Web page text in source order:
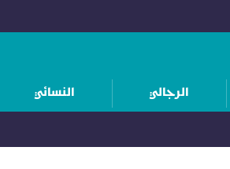
النسائي الرجالي